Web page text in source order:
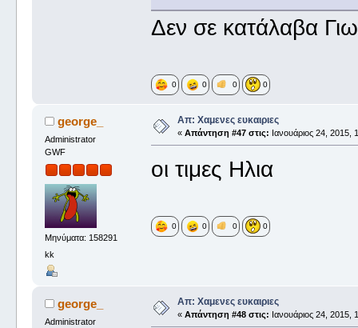
Δεν σε κατάλαβα
0 0 0 0
george_
Administrator
GWF
Μηνύματα: 158291
kk
Απ: Χαμενες ευκαιριες
« Απάντηση #47 στις: Ιανουάριος 24, 2015,
οι τιμες Ηλια
0 0 0 0
george_
Administrator
Απ: Χαμενες ευκαιριες
« Απάντηση #48 στις: Ιανουάριος 24, 2015,